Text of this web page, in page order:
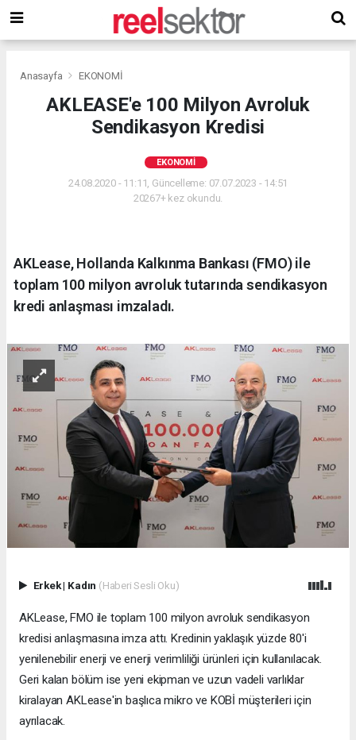
Anasayfa EKONOMİ
AKLEASE'e 100 Milyon Avroluk
Sendikasyon Kredisi
EKONOMİ
24.08.2020 - 11:11, Güncelleme: 07.07.2023 - 14:51
20267+ kez okundu.
AKLease, Hollanda Kalkınma Bankası (FMO) ile
toplam 100 milyon avroluk tutarında sendikasyon
kredi anlaşması imzaladı.
Erkek| Kadın (Haberi Sesli Oku)
AKLease, FMO ile toplam 100 milyon avroluk sendikasyon
kredisi anlaşmasına imza attı. Kredinin yaklaşık yüzde 80'i
yenilenebilir enerji ve enerji verimliliği ürünleri için kullanılacak.
Geri kalan bölüm ise yeni ekipman ve uzun vadeli varlıklar
kiralayan AKLease'in başlıca mikro ve KOBİ müşterileri için
ayrılacak.